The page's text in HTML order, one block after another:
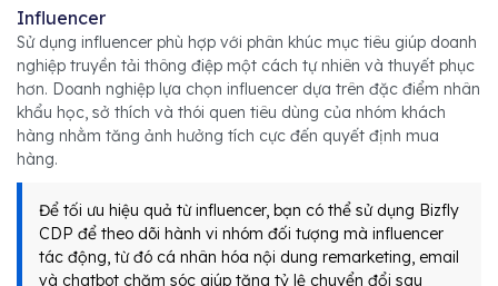
Influencer
Sử dụng influencer phù hợp với phân khúc mục tiêu giúp doanh
nghiệp truyền tải thông điệp một cách tự nhiên và thuyết phục
hơn. Doanh nghiệp lựa chọn influencer dựa trên đặc điểm nhân
khẩu học, sở thích và thói quen tiêu dùng của nhóm khách
hàng nhằm tăng ảnh hưởng tích cực đến quyết định mua
hàng.
Để tối ưu hiệu quả từ influencer, bạn có thể sử dụng Bizfly
CDP để theo dõi hành vi nhóm đối tượng mà influencer
tác động, từ đó cá nhân hóa nội dung remarketing, email
và chatbot chăm sóc giúp tăng tỷ lệ chuyển đổi sau